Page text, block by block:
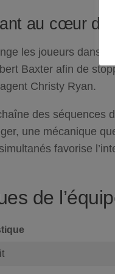
au cœur de
les joueurs dans
Baxter afin de
Christy Ryan.
des séquences
une mécanique
favorise
de